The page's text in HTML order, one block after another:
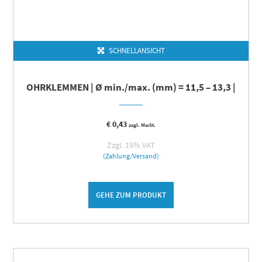
SCHNELLANSICHT
OHRKLEMMEN | Ø min./max. (mm) = 11,5 – 13,3 |
€0,43 zzgl. MwSt.
Zzgl. 19% VAT
(Zahlung/Versand)
GEHE ZUM PRODUKT